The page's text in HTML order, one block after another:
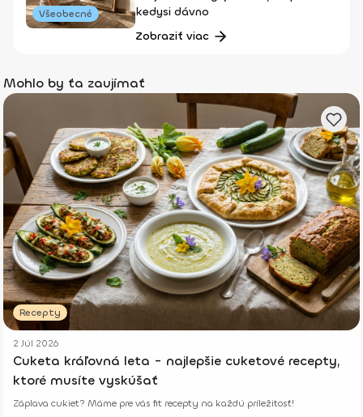
Všeobecné
kedysi dávno
Zobraziť viac
Mohlo by ťa zaujímať
Recepty
2 Júl 2026
Cuketa kráľovná leta - najlepšie cuketové recepty,
ktoré musíte vyskúšať
Záplava cukiet? Máme pre vás fit recepty na každú príležitosť!